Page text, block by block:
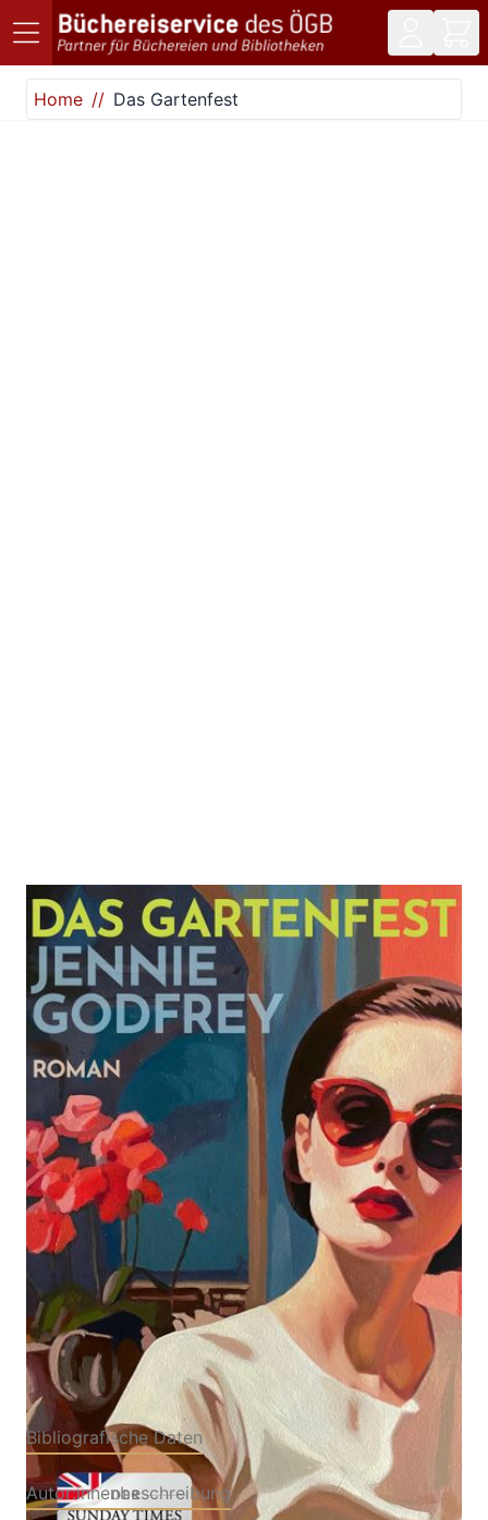
Direkt zum Inhalt
Home
Das Gartenfest
Das Gartenfest
Zur Wunschliste hinzufügen
Roman | »Jennie Godfrey ist eine begnadete
Geschichtenerzählerin.« Clare Leslie Hall, Autorin
des Bestsellers ›Wie Risse in der Erde‹
VonJennie Godfrey
Verlag: dtv
Verlagsgesellschaft
16.07.2026
Buch 400 Seiten
Hardcover
ISBN: 978-3-
42328541-4
Bibliografische Daten
Autor:innenbeschreibung